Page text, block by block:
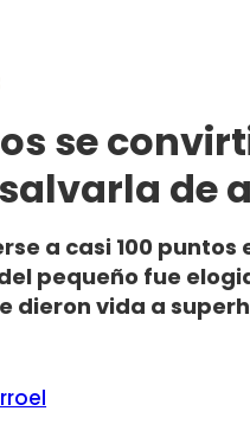
se
de
a casi 100 puntos
pequeño fue
dieron vida a